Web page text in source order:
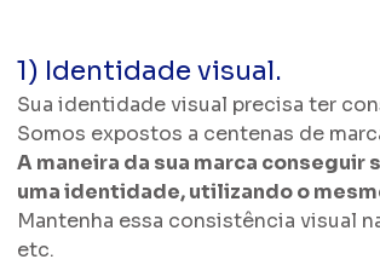
1) Identidade visual.
Sua identidade visual precisa ter
Somos expostos a centenas de
A maneira da sua marca
uma identidade, utilizando o
Mantenha essa consistência visual
etc.